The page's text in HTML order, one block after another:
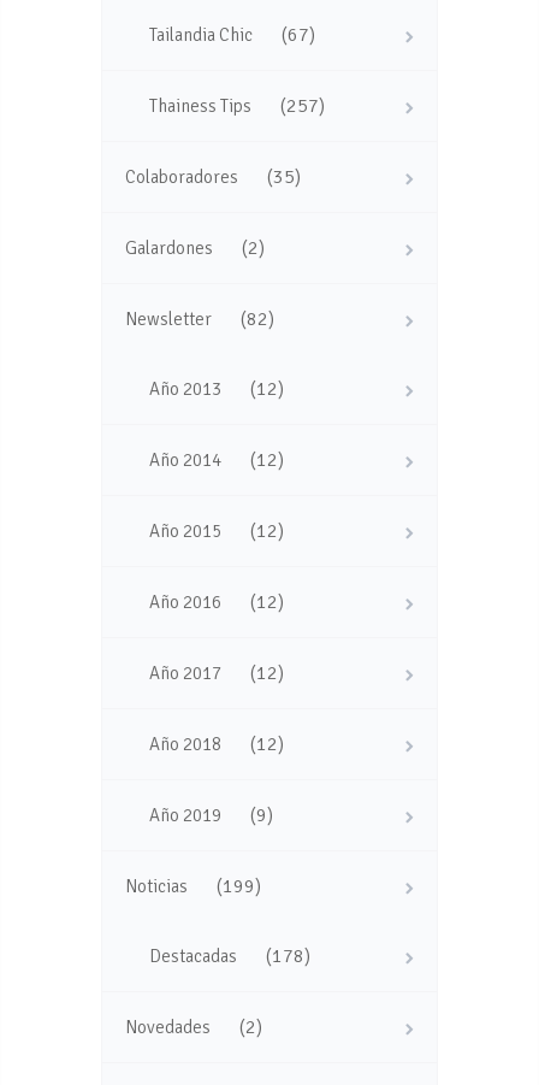
Tailandia Chic (67)
Thainess Tips (257)
Colaboradores (35)
Galardones (2)
Newsletter (82)
Año 2013 (12)
Año 2014 (12)
Año 2015 (12)
Año 2016 (12)
Año 2017 (12)
Año 2018 (12)
Año 2019 (9)
Noticias (199)
Destacadas (178)
Novedades (2)